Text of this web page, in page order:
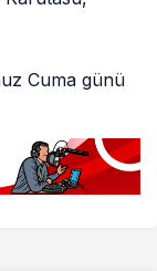
Cuma günü